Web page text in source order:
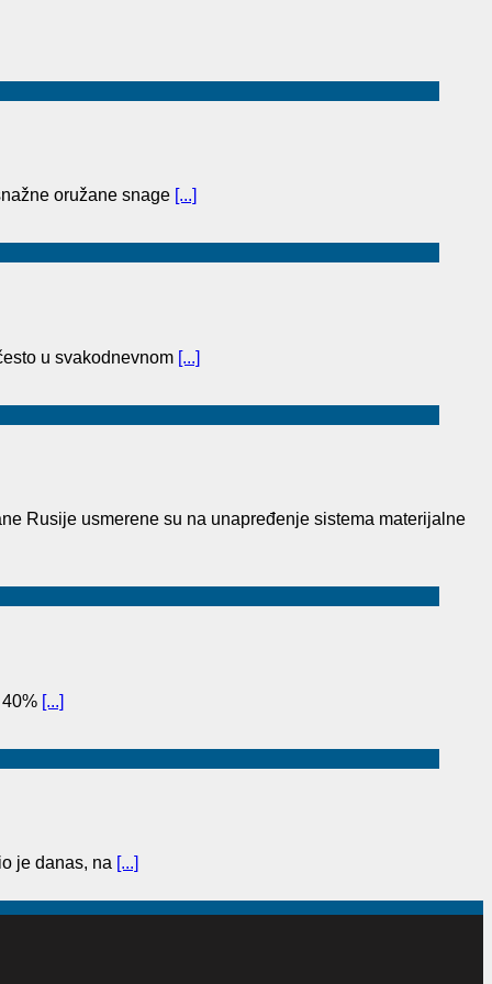
oružane snage [...]
u svakodnevnom [...]
Rusije usmerene su na unapređenje sistema materijalne
[...]
je danas, na [...]